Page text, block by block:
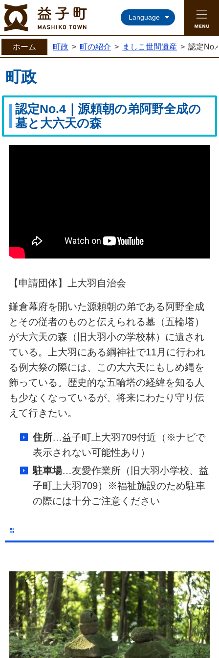
益子町ホームページ
Language
ホーム 町政 > 町の紹介 > ましこ世間遺産 > 認定
町政
認定No.4｜源頼朝の弟阿野全成の
墓と大六天の森
【申請団体】上大羽自治会
鎌倉幕府を開いた源頼朝の弟である阿野全成
とその従者のものと伝えられる墓（五輪塔）
が大六天の森（旧大羽小の学校林）に遺され
ている。上大羽にある綱神社で11月に行われ
る例大祭の際には、この大六天にもしめ縄を
飾っている。歴史的な五輪塔の経緯を知る人
も少なくなっているが、将来にわたり守り伝
えて行きたい。
住所…益子町上大羽709付近（※ナビで
表示されない可能性あり）
駐車場…友愛作業所（旧大羽小学校、益
子町上大羽709）※福祉施設のため駐車
の際には十分ご注意ください